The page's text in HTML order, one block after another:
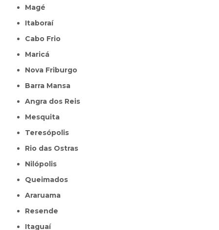
Magé
Itaboraí
Cabo Frio
Maricá
Nova Friburgo
Barra Mansa
Angra dos Reis
Mesquita
Teresópolis
Rio das Ostras
Nilópolis
Queimados
Araruama
Resende
Itaguaí